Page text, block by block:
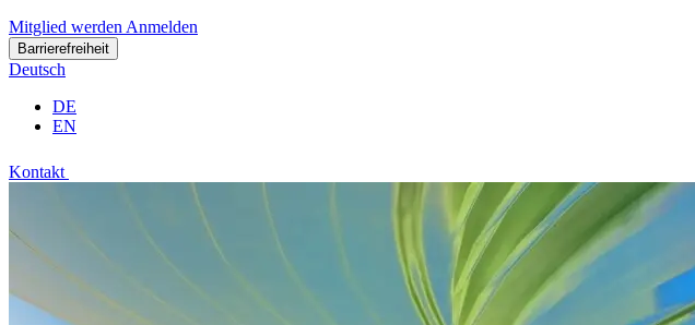
Mitglied werden Anmelden
Barrierefreiheit
Deutsch
DE
EN
Kontakt